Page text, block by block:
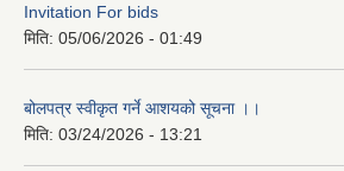
Invitation For bids
मिति: 05/06/2026 - 01:49
बोलपत्र स्वीकृत गर्ने आशयको सूचना ।।
मिति: 03/24/2026 - 13:21